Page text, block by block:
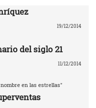
19/12/2014
del siglo 21
11/12/2014
en las estrellas"